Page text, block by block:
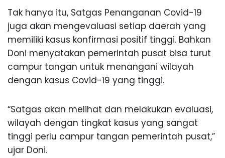
Tak hanya itu, Satgas Penanganan Covid-19
juga akan mengevaluasi setiap daerah yang
memiliki kasus konfirmasi positif tinggi. Bahkan
Doni menyatakan pemerintah pusat bisa turut
campur tangan untuk menangani wilayah
dengan kasus Covid-19 yang tinggi.
“Satgas akan melihat dan melakukan evaluasi,
wilayah dengan tingkat kasus yang sangat
tinggi perlu campur tangan pemerintah pusat,”
ujar Doni.